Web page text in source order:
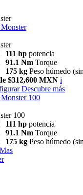
Monster
111 hp potencia
91.1 Nm Torque
175 kg Peso húmedo
$312,600 MXN i
Descubre más
Monster 100
100
111 hp potencia
91.1 Nm Torque
175 kg Peso húmedo